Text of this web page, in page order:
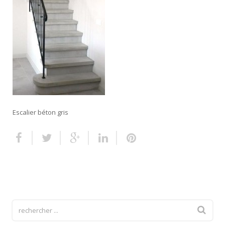
Escalier extérieur
Finitions pour escalier
Escalier béton gris